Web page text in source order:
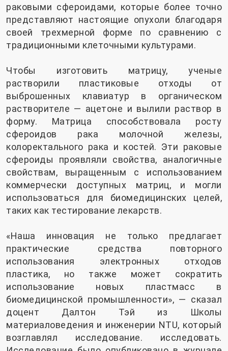
раковыми сфероидами, которые более точно
представляют настоящие опухоли благодаря
своей трехмерной форме по сравнению с
традиционными клеточными культурами.
Чтобы изготовить матрицу, ученые
растворили пластиковые отходы от
выброшенных клавиатур в органическом
растворителе — ацетоне и вылили раствор в
форму. Матрица способствовала росту
сфероидов рака молочной железы,
колоректального рака и костей. Эти раковые
сфероиды проявляли свойства, аналогичные
свойствам, выращенным с использованием
коммерчески доступных матриц, и могли
использоваться для биомедицинских целей,
таких как тестирование лекарств.
«Наша инновация не только предлагает
практические средства повторного
использования электронных отходов
пластика, но также может сократить
использование новых пластмасс в
биомедицинской промышленности», — сказал
доцент Далтон Тэй из Школы
материаловедения и инженерии NTU, который
возглавлял исследование. исследовать.